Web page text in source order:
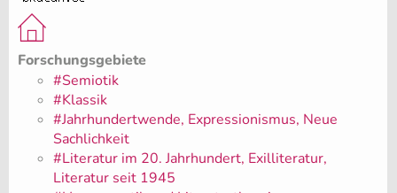
Forschungsgebiete
#Semiotik
#Klassik
#Jahrhundertwende, Expressionismus, Neue
Sachlichkeit
#Literatur im 20. Jahrhundert, Exilliteratur,
Literatur seit 1945